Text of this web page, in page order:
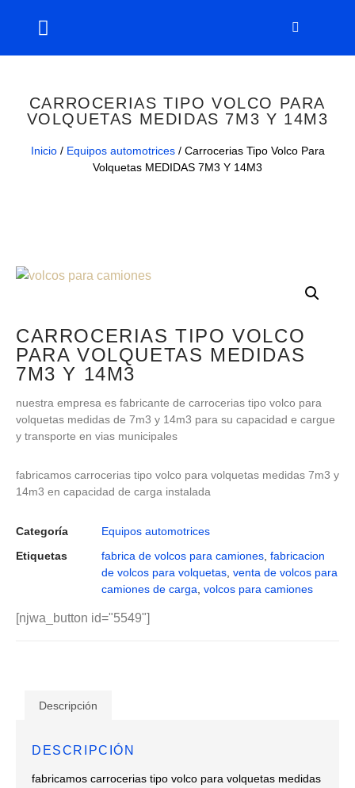
CARROCERIAS TIPO VOLCO PARA
VOLQUETAS MEDIDAS 7M3 Y 14M3
Inicio/ Equipos automotrices/ Carrocerias Tipo Volco Para
Volquetas MEDIDAS 7M3 Y 14M3
CARROCERIAS TIPO VOLCO
PARA VOLQUETAS MEDIDAS
7M3 Y 14M3
nuestra empresa es fabricante de carrocerias tipo volco para
volquetas medidas de 7m3 y 14m3 para su capacidad e cargue
y transporte en vias municipales
fabricamos carrocerias tipo volco para volquetas medidas 7m3 y
14m3 en capacidad de carga instalada
Categoría
Equipos automotrices
Etiquetas
fabrica de volcos para camiones fabricacion
de volcos para volquetas venta de volcos para
camiones de carga volcos para camiones
[njwa_button id="5549"]
Descripción
DESCRIPCIÓN
fabricamos carrocerias tipo volco para volquetas medidas